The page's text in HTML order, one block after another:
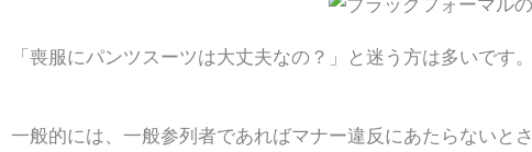
「喪服にパンツスーツは大丈夫なの？」と迷う方は多いです。
一般的には、一般参列者であればマナー違反にあたらないと